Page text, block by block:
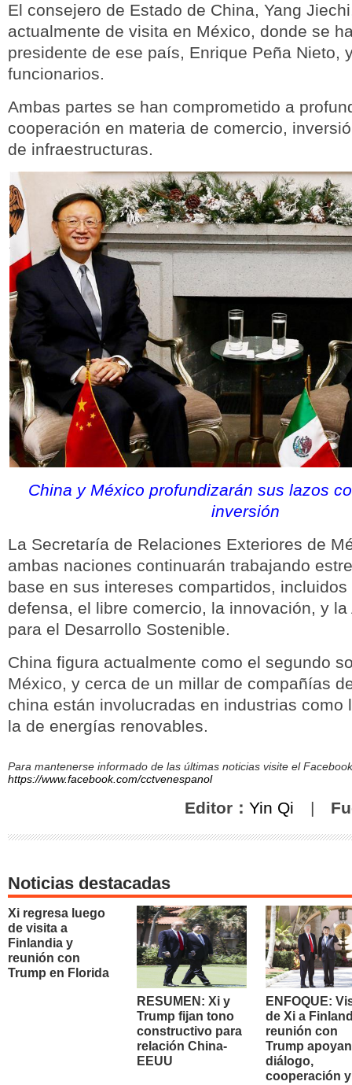
El consejero de Estado de China, Yang
actualmente de visita en México, donde se
presidente de ese país, Enrique Peña Nieto,
funcionarios.
Ambas partes se han comprometido a
cooperación en materia de comercio,
de infraestructuras.
China y México profundizarán sus lazos
inversión
La Secretaría de Relaciones Exteriores de
ambas naciones continuarán trabajando
base en sus intereses compartidos,
defensa, el libre comercio, la innovación, y la
para el Desarrollo Sostenible.
China figura actualmente como el segundo
México, y cerca de un millar de compañías
china están involucradas en industrias como
la de energías renovables.
Para mantenerse informado de las últimas noticias visite el
https://www.facebook.com/cctvenespanol
Editor： Yin Qi |
Noticias destacadas
Xi regresa luego
de visita a
Finlandia y
reunión con
Trump en Florida
RESUMEN: Xi y
Trump fijan tono
constructivo para
relación China-
EEUU
ENFOQUE:
de Xi a
reunión con
Trump apoyan
diálogo,
cooperación y